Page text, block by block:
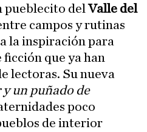
pueblecito delValle del
campos y rutinas
la inspiración para
que ya han
lectoras. Su nueva
un puñado de
poco
de interior